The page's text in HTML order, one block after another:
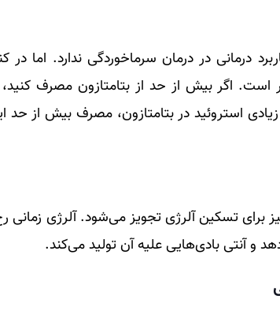
درمانی در درمان سرماخوردگی ندارد. اما
است. اگر بیش از حد از بتامتازون مصرف
استروئید در بتامتازون، مصرف بیش از
برای تسکین آلرژی تجویز می‌شود. آلرژی
و آنتی بادی‌هایی علیه آن تولید می‌کند.